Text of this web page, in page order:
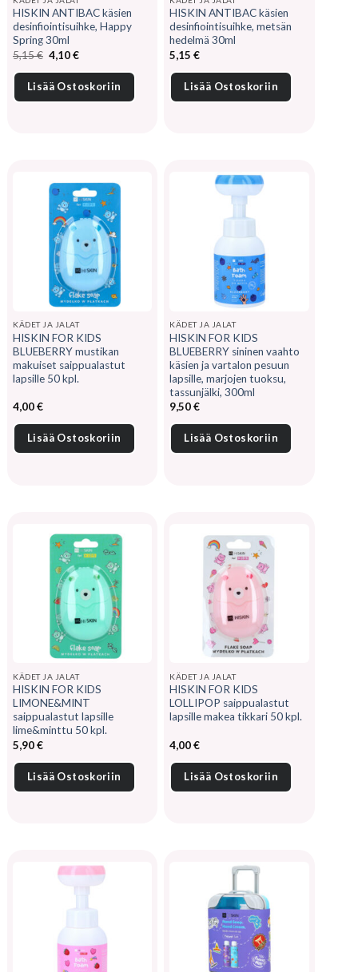
HISKIN ANTIBAC käsien
desinfiointisuihke, Happy
Spring 30ml
5,15€ Alkuperäinen
hinta
oli:
5,15 €.
4,10€Nykyinen
on:
4,10 €.
Lisää Ostoskoriin
HISKIN ANTIBAC käsien
desinfiointisuihke, metsän
hedelmä 30ml
5,15€
Lisää Ostoskoriin
KÄDET JA JALAT
HISKIN FOR KIDS
BLUEBERRY mustikan
makuiset saippualastut
lapsille 50 kpl.
4,00€
Lisää Ostoskoriin
KÄDET JA JALAT
HISKIN FOR KIDS
BLUEBERRY sininen vaahto
käsien ja vartalon pesuun
lapsille, marjojen tuoksu,
tassunjälki, 300ml
9,50€
Lisää Ostoskoriin
KÄDET JA JALAT
HISKIN FOR KIDS
LIMONE&MINT
saippualastut lapsille
lime&minttu 50 kpl.
5,90€
Lisää Ostoskoriin
KÄDET JA JALAT
HISKIN FOR KIDS
LOLLIPOP saippualastut
lapsille makea tikkari 50 kpl.
4,00€
Lisää Ostoskoriin